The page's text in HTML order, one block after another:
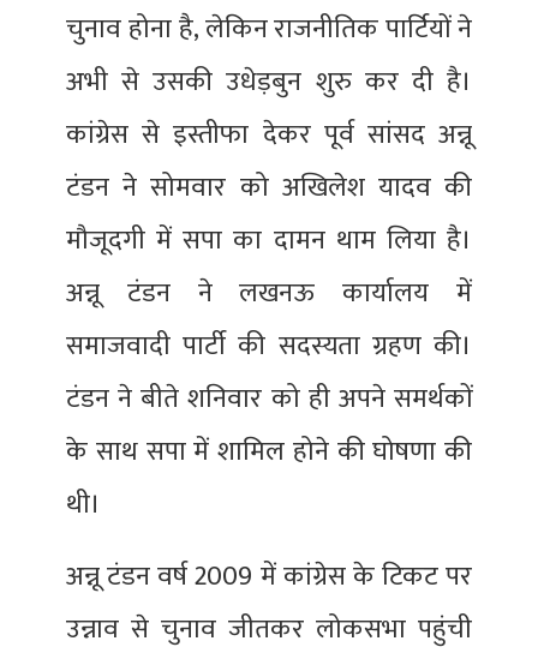
चुनाव होना है, लेकिन राजनीतिक पार्टियों ने
अभी से उसकी उधेड़बुन शुरु कर दी है।
कांग्रेस से इस्तीफा देकर पूर्व सांसद अन्नू
टंडन ने सोमवार को अखिलेश यादव की
मौजूदगी में सपा का दामन थाम लिया है।
अन्नू टंडन ने लखनऊ कार्यालय में
समाजवादी पार्टी की सदस्यता ग्रहण की।
टंडन ने बीते शनिवार को ही अपने समर्थकों
के साथ सपा में शामिल होने की घोषणा की
थी।
अन्नू टंडन वर्ष 2009 में कांग्रेस के टिकट पर
उन्नाव से चुनाव जीतकर लोकसभा पहुंची